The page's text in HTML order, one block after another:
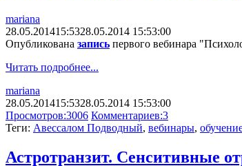
mariana
28.05.201415:5328.05.2014 15:53:00
Опубликована запись первого вебинара
Читать подробнее...
mariana
28.05.201415:5328.05.2014 15:53:00
Просмотров:3006 Комментариев:3
Теги: Авессалом Подводный, вебинары,
Астротранзит. Сенситивные